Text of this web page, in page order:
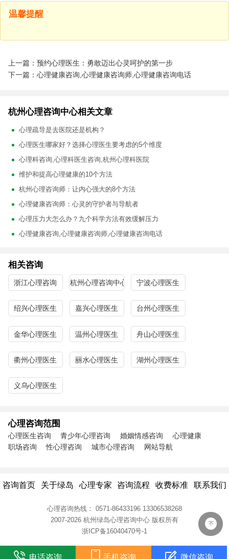
温馨提醒
上一篇：预约心理医生：勇敢迈出心灵呵护的第一步
下一篇：心理健康咨询,心理健康咨询师,心理健康咨询电话
杭州心理咨询中心相关文章
心理疏导是去医院还是机构？
心理医生哪家好？选择心理医生要考虑的5个维度
心理科咨询,心理科医生咨询,杭州心理科医院
维护和提高心理健康的10个方法
杭州心理咨询师：让内心强大的8个方法
心理健康咨询师：心灵的守护者与导航者
心理压力大怎么办？九个科学方法有效缓解压力
心理健康咨询,心理健康咨询师,心理健康咨询电话
相关咨询
浙江心理咨询 杭州心理咨询中心 宁波心理医生
绍兴心理医生 嘉兴心理医生 台州心理医生
金华心理医生 温州心理医生 舟山心理医生
衢州心理医生 丽水心理医生 湖州心理医生
义乌心理医生
心理咨询范围
心理医生咨询 青少年心理咨询 婚姻情感咨询
心理健康
职场咨询
性心理咨询 城市心理咨询 网站导航
咨询首页 关于绿岛 心理专家 咨询流程 收费标准 联系我们
心理咨询热线： 0571-86433196 13306538268
2007-2026 杭州绿岛心理咨询中心 版权所有
浙ICP备16040470号-1